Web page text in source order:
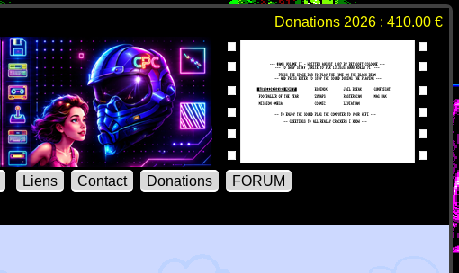
Donations 2026 : 410.00 €
Liens Contact Donations
FORUM